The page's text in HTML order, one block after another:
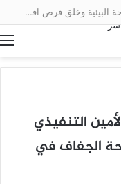
الحكومة تراهن على آوليكات لتعزيز السياحة البيئية وخلق فرص اقتصادية محلية
التنفيذي
الجفاف في